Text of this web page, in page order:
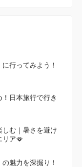
行ってみよう！
日本旅行で行き
む｜暑さを避け
リア🪭
魅力を深掘り！